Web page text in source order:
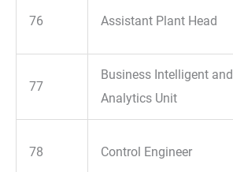
76 Assistant Plant Head
77
Business Intelligent and
Analytics Unit
78 Control Engineer